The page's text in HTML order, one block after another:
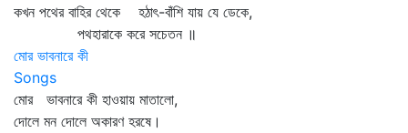
কখন পথের বাহির থেকে হঠাৎ-বাঁশি যায় যে ডেকে,
পথহারাকে করে সচেতন ॥
মোর ভাবনারে কী
Songs
মোর ভাবনারে কী হাওয়ায় মাতালো,
দোলে মন দোলে অকারণ হরষে।